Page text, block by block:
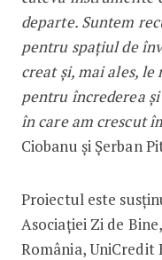
departe. Suntem
pentru spațiul de
creat și, mai ales,
pentru încrederea
în care am crescut
Ciobanu și Șerban
Proiectul este
Asociației Zi de
România, UniCredit